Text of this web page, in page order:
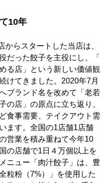
10年
らスタートした当店は、
だった餃子を主役にし、「
る店」という新しい価値観
けてきました。2020年7月
ブランド名を改めて「老若
の店」の原点に立ち返り、
食事需要、テイクアウト需
ます。全国の1店舗1店舗
営業を積み重ねて今年10
の店舗で1日４万個以上を
ニュー「肉汁餃子」は、豊
粒粉（7%）」を使用した